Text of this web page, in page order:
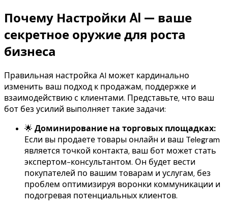
Почему Настройки AI — ваше
секретное оружие для роста
бизнеса
Правильная настройка AI может кардинально
изменить ваш подход к продажам, поддержке и
взаимодействию с клиентами. Представьте, что ваш
бот без усилий выполняет такие задачи:
🌟 Доминирование на торговых площадках:
Если вы продаете товары онлайн и ваш Telegram
является точкой контакта, ваш бот может стать
экспертом-консультантом. Он будет вести
покупателей по вашим товарам и услугам, без
проблем оптимизируя воронки коммуникации и
подогревая потенциальных клиентов.